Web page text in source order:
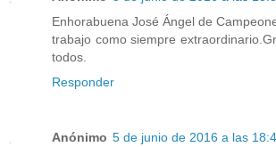
Enhorabuena José Ángel de
trabajo como siempre
todos.
Responder
Anónimo 5 de junio de 2016 a las